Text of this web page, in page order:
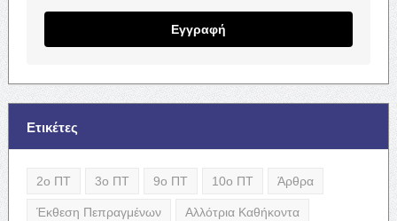
Εγγραφή
Ετικέτες
2ο ΠΤ 3ο ΠΤ 9ο ΠΤ 10ο ΠΤ Άρθρα
Έκθεση Πεπραγμένων Αλλότρια Καθήκοντα